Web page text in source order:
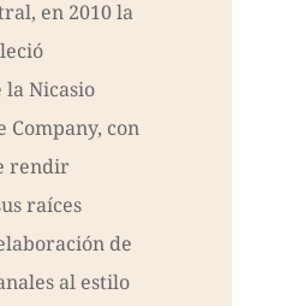
en 2010 la
Nicasio
Company, con
rendir
raíces
de
al estilo